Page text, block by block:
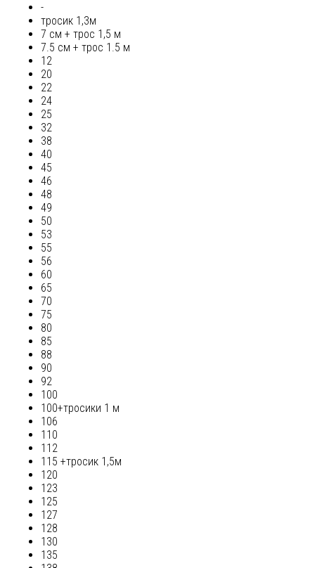
-
тросик 1,3м
7 см + трос 1,5 м
7.5 см + трос 1.5 м
12
20
22
24
25
32
38
40
45
46
48
49
50
53
55
56
60
65
70
75
80
85
88
90
92
100
100+тросики 1 м
106
110
112
115 +тросик 1,5м
120
123
125
127
128
130
135